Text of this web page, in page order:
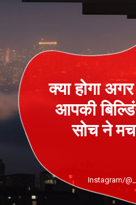
क्या होगा
आपकी
सोच ने
Instagram/